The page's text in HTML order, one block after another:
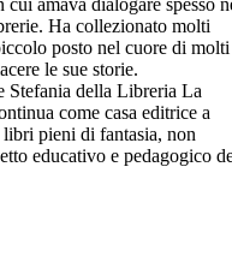
amava dialogare spesso
Ha collezionato molti
posto nel cuore di molti
le sue storie.
Stefania della Libreria La
come casa editrice a
pieni di fantasia, non
educativo e pedagogico